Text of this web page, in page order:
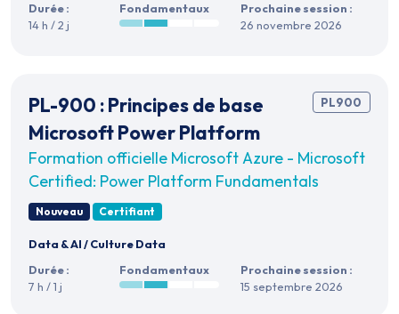
Durée :
14 h / 2 j
Fondamentaux
Prochaine session :
26 novembre 2026
PL900
PL-900 : Principes de base
Microsoft Power Platform
Formation officielle Microsoft Azure - Microsoft
Certified: Power Platform Fundamentals
Nouveau Certifiant
Data & AI/Culture Data
Durée :
7 h / 1 j
Fondamentaux
Prochaine session :
15 septembre 2026